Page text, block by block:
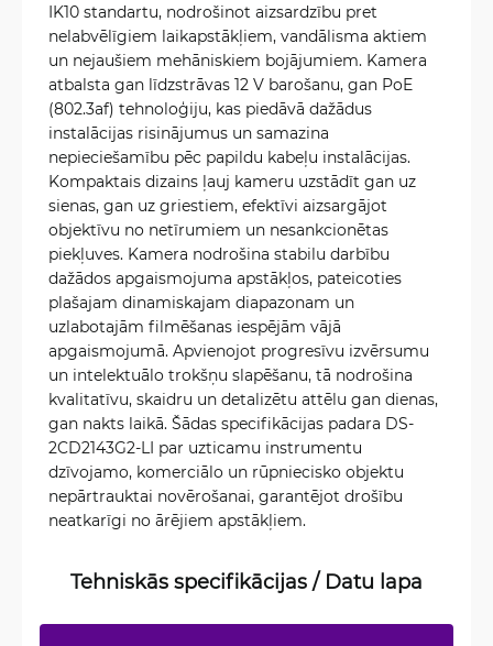
IK10 standartu, nodrošinot aizsardzību pret
nelabvēlīgiem laikapstākļiem, vandālisma aktiem
un nejaušiem mehāniskiem bojājumiem. Kamera
atbalsta gan līdzstrāvas 12 V barošanu, gan PoE
(802.3af) tehnoloģiju, kas piedāvā dažādus
instalācijas risinājumus un samazina
nepieciešamību pēc papildu kabeļu instalācijas.
Kompaktais dizains ļauj kameru uzstādīt gan uz
sienas, gan uz griestiem, efektīvi aizsargājot
objektīvu no netīrumiem un nesankcionētas
piekļuves. Kamera nodrošina stabilu darbību
dažādos apgaismojuma apstākļos, pateicoties
plašajam dinamiskajam diapazonam un
uzlabotajām filmēšanas iespējām vājā
apgaismojumā. Apvienojot progresīvu izvērsumu
un intelektuālo trokšņu slapēšanu, tā nodrošina
kvalitatīvu, skaidru un detalizētu attēlu gan dienas,
gan nakts laikā. Šādas specifikācijas padara DS-
2CD2143G2-LI par uzticamu instrumentu
dzīvojamo, komerciālo un rūpniecisko objektu
nepārtrauktai novērošanai, garantējot drošību
neatkarīgi no ārējiem apstākļiem.
Tehniskās specifikācijas / Datu lapa